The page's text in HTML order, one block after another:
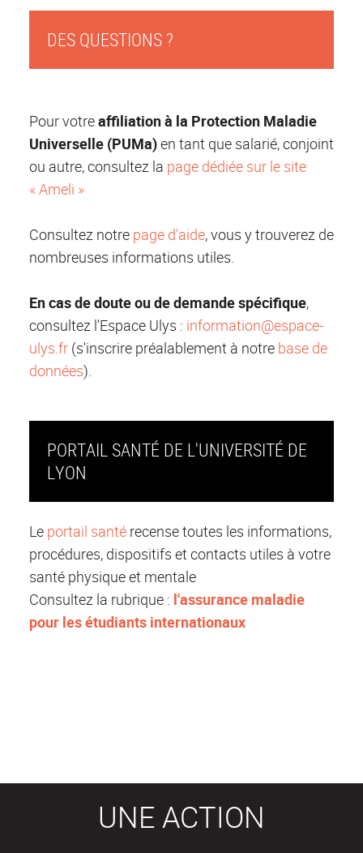
DES QUESTIONS ?
Pour votreaffiliation à la Protection Maladie
Universelle (PUMa)en tant que salarié, conjoint
ou autre, consultez la page dédiée sur le site
« Ameli »
Consultez notre page d'aide, vous y trouverez de
nombreuses informations utiles.
En cas de doute ou de demande spécifique,
consultez l'Espace Ulys : information@espace-
ulys.fr (s'inscrire préalablement à notre base de
données).
PORTAIL SANTÉ DE L'UNIVERSITÉ DE
LYON
Le portail santé recense toutes les informations,
procédures, dispositifs et contacts utiles à votre
santé physique et mentale
Consultez la rubrique : l'assurance maladie
pour les étudiants internationaux
UNE ACTION